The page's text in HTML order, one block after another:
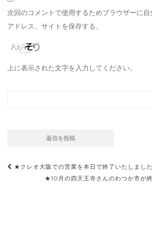
次回のコメントで使用するためブラウザーに
アドレス、サイトを保存する。
上に表示された文字を入力してください。
投★クレオ大阪での営業を本日で終了いたしまし
★10月の四天王寺さんのわつか市が